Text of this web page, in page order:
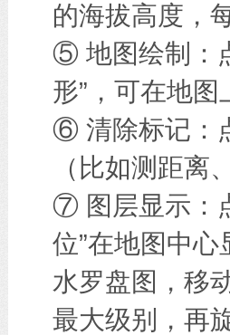
的海拔高度，
⑤ 地图绘制：
形”，可在地
⑥ 清除标记：
（比如测距离
⑦ 图层显示：
位”在地图中
水罗盘图，移
最大级别，再